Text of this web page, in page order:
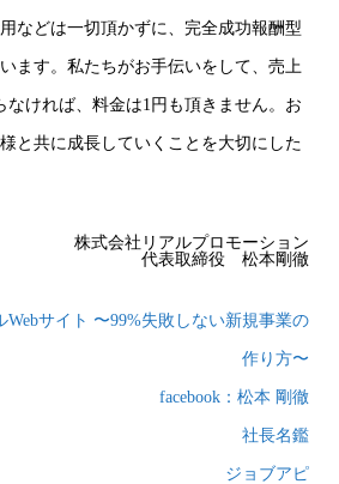
などは一切頂かずに、完全成功報酬型
ます。私たちがお手伝いをして、売上
なければ、料金は1円も頂きません。お
と共に成長していくことを大切にした
株式会社リアルプロモーション
代表取締役 松本剛徹
サイト 〜99%失敗しない新規事業の
作り方〜
facebook：松本 剛徹
社長名鑑
ジョブアピ